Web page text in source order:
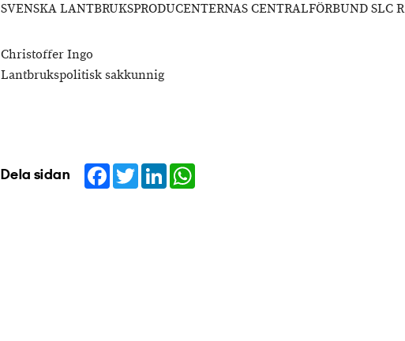
SVENSKA LANTBRUKSPRODUCENTERNAS CENTRALFÖRBUND SLC
Christoffer Ingo
Lantbrukspolitisk sakkunnig
Dela sidan Facebook
TwitterLinkedIn